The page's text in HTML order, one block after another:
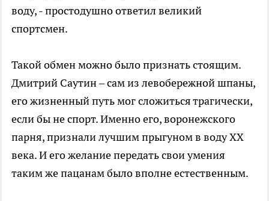
воду, - простодушно ответил великий
спортсмен.
Такой обмен можно было признать стоящим.
Дмитрий Саутин – сам из левобережной шпаны,
его жизненный путь мог сложиться трагически,
если бы не спорт. Именно его, воронежского
парня, признали лучшим прыгуном в воду XX
века. И его желание передать свои умения
таким же пацанам было вполне естественным.